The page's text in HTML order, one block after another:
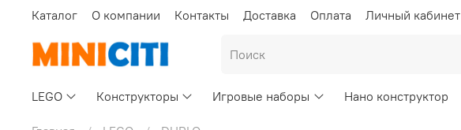
Каталог О компании Контакты Доставка Оплата Личный кабинет
LEGO Конструкторы Игровые наборы Нано конструктор